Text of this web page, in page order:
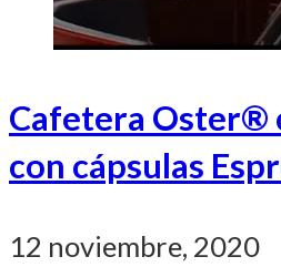
Cafetera Oster®
con cápsulas
12 noviembre, 2020